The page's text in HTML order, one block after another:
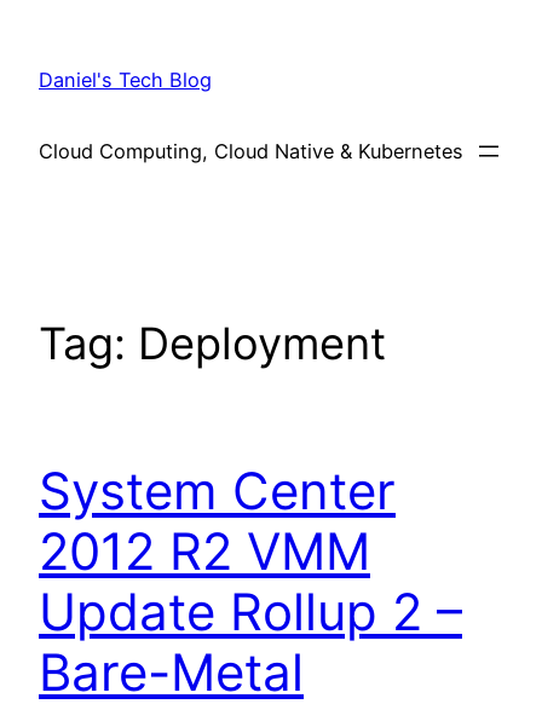
content
Daniel's Tech Blog
Cloud Computing, Cloud Native & Kubernetes
Tag: Deployment
System Center
2012 R2 VMM
Update Rollup 2 –
Bare-Metal